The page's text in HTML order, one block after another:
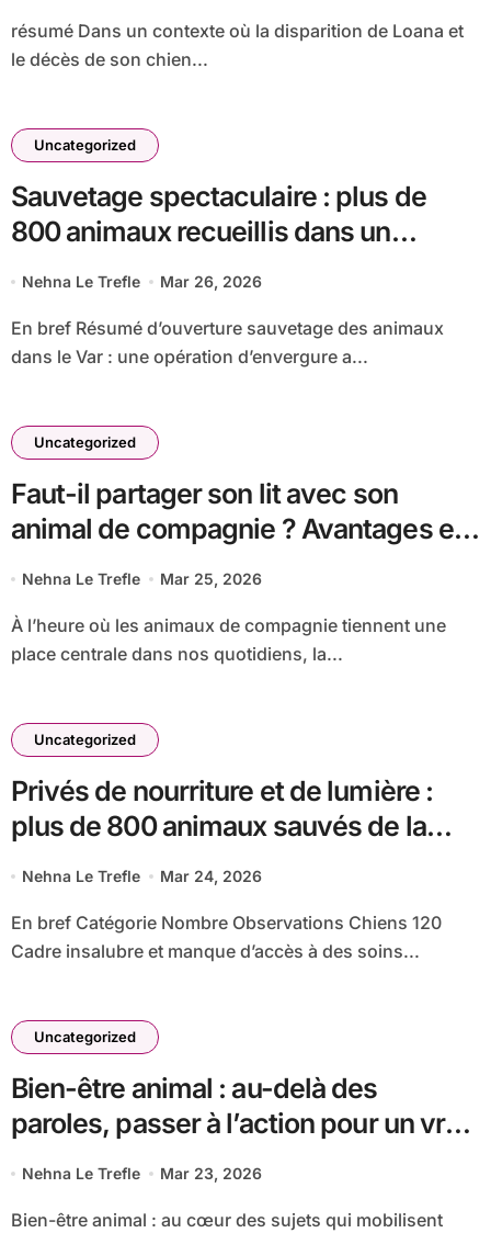
résumé Dans un contexte où la disparition de Loana et
le décès de son chien...
Uncategorized
Sauvetage spectaculaire : plus de
800 animaux recueillis dans un
élevage clandestin insalubre du Var
Nehna Le Trefle Mar 26, 2026
En bref Résumé d’ouverture sauvetage des animaux
dans le Var : une opération d’envergure a...
Uncategorized
Faut-il partager son lit avec son
animal de compagnie ? Avantages et
précautions à connaître
Nehna Le Trefle Mar 25, 2026
À l’heure où les animaux de compagnie tiennent une
place centrale dans nos quotidiens, la...
Uncategorized
Privés de nourriture et de lumière :
plus de 800 animaux sauvés de la
maltraitance lors d’une vaste
Nehna Le Trefle Mar 24, 2026
En bref Catégorie Nombre Observations Chiens 120
Cadre insalubre et manque d’accès à des soins...
Uncategorized
Bien-être animal : au-delà des
paroles, passer à l’action pour un vrai
changement !
Nehna Le Trefle Mar 23, 2026
Bien-être animal : au cœur des sujets qui mobilisent